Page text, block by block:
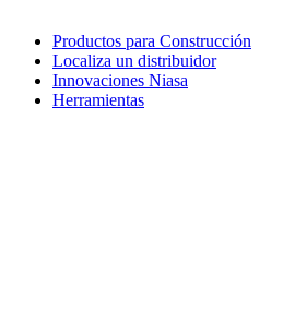
Productos para Construcción
Localiza un distribuidor
Innovaciones Niasa
Herramientas